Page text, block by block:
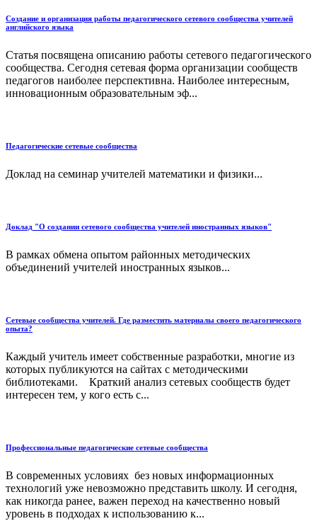
Создание и организация работы педагогического сетевого сообщества учителей
английского языка
Статья посвящена описанию работы сетевого педагогического
сообщества. Сегодня сетевая форма организации сообществ
педагогов наиболее перспективна. Наиболее интересным,
инновационным образовательным эф...
Педагогические сетевые сообщества
Доклад на семинар учителей математики и физики...
Доклад "О создании сетевого сообщества учителей иностранных языков"
В рамках обмена опытом районных методических
объединений учителей иностранных языков...
Сетевые сообщества учителей. Где разместить материалы своего педагогического
опыта?
Каждый учитель имеет собственные разработки, многие из
которых публикуются на сайтах с методическими
библиотеками. Краткий анализ сетевых сообществ будет
интересен тем, у кого есть с...
Профессиональные педагогические сетевые сообщества
В современных условиях без новых информационных
технологий уже невозможно представить школу. И сегодня,
как никогда ранее, важен переход на качественно новый
уровень в подходах к использованию к...